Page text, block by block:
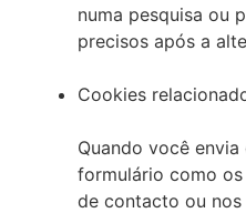
numa pesquisa ou
precisos após a
Cookies
Quando você
formulário como
de contacto ou